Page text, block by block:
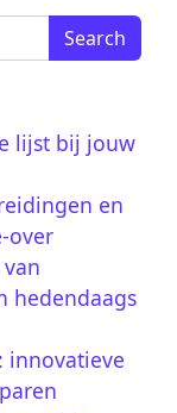
lijst bij jouw
en
over
hedendaags
innovatieve